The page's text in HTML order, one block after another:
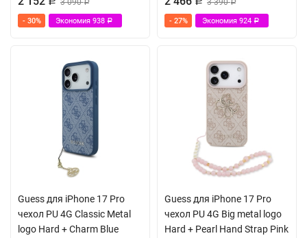
3 090Р
- 30% Экономия 938 Р
3 390Р
- 27% Экономия 924 Р
Guess для iPhone 17 Pro
чехол PU 4G Classic Metal
logo Hard + Charm Blue
Guess для iPhone 17 Pro
чехол PU 4G Big metal logo
Hard + Pearl Hand Strap Pink